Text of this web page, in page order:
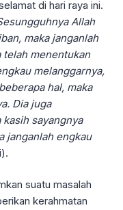
di hari raya ini.
Allah
, maka janganlah
telah menentukan
melanggarnya,
hal, maka
Dia juga
sayangnya
janganlah engkau
suatu masalah
kerahmatan